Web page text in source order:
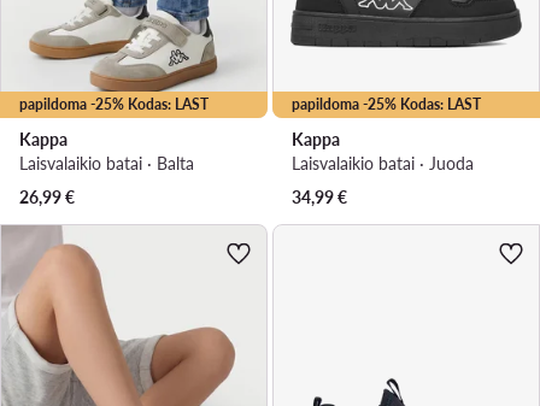
papildoma -25% Kodas: LAST
Kappa
Laisvalaikio batai · Balta
26,99€
papildoma -25% Kodas: LAST
Kappa
Laisvalaikio batai · Juoda
34,99€